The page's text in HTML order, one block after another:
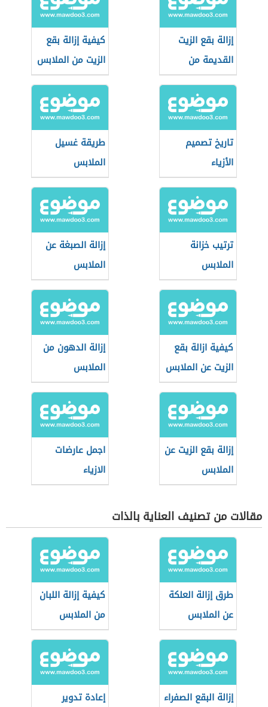
إزالة بقع الزيت
القديمة من
الملابس
كيفية إزالة بقع
الزيت من الملابس
تاريخ تصميم
الأزياء
طريقة غسيل
الملابس
ترتيب خزانة
الملابس
إزالة الصبغة عن
الملابس
كيفية ازالة بقع
الزيت عن الملابس
إزالة الدهون من
الملابس
إزالة بقع الزيت عن
الملابس
اجمل عارضات
الازياء
مقالات من تصنيف العناية بالذات
طرق إزالة العلكة
عن الملابس
كيفية إزالة اللبان
من الملابس
إزالة البقع الصفراء
إعادة تدوير